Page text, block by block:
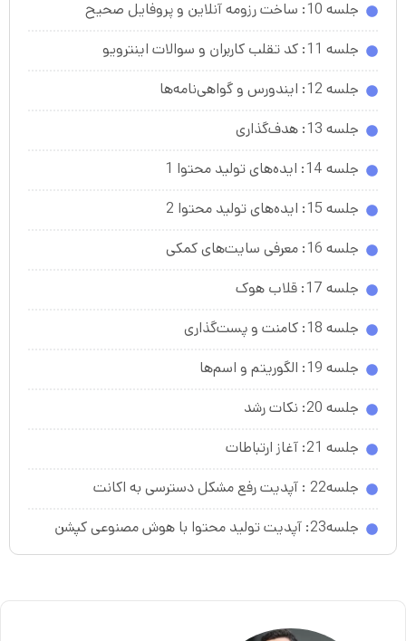
جلسه 10: ساخت رزومه آنلاین و پروفایل صحیح
جلسه 11: کد تقلب کاربران و سوالات اینترویو
جلسه 12: ایندورس و گواهی‌نامه‌ها
جلسه 13: هدف‌گذاری
جلسه 14: ایده‌های تولید محتوا 1
جلسه 15: ایده‌های تولید محتوا 2
جلسه 16: معرفی سایت‌های کمکی
جلسه 17: قلاب هوک
جلسه 18: کامنت و پست‌گذاری
جلسه 19: الگوریتم و اسم‌ها
جلسه 20: نکات رشد
جلسه 21: آغاز ارتباطات
جلسه22 : آپدیت رفع مشکل دسترسی به اکانت
جلسه23: آپدیت تولید محتوا با هوش مصنوعی کپشن